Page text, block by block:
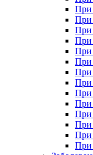
При
При
При
При
При
При
При
При
При
При
При
При
При
При